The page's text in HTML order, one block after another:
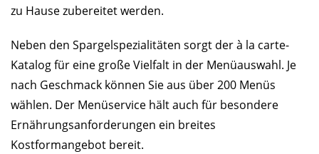
zu Hause zubereitet werden.
Neben den Spargelspezialitäten sorgt der à la carte-
Katalog für eine große Vielfalt in der Menüauswahl. Je
nach Geschmack können Sie aus über 200 Menüs
wählen. Der Menüservice hält auch für besondere
Ernährungsanforderungen ein breites
Kostformangebot bereit.